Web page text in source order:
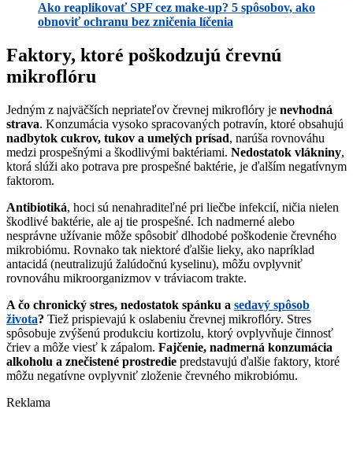
Ako reaplikovať SPF cez make-up? 5 spôsobov, ako
obnoviť ochranu bez zničenia líčenia
Faktory, ktoré poškodzujú črevnú
mikroflóru
Jedným z najväčších nepriateľov črevnej mikroflóry je nevhodná
strava. Konzumácia vysoko spracovaných potravín, ktoré obsahujú
nadbytok cukrov, tukov a umelých prísad, narúša rovnováhu
medzi prospešnými a škodlivými baktériami. Nedostatok vlákniny,
ktorá slúži ako potrava pre prospešné baktérie, je ďalším negatívnym
faktorom.
Antibiotiká, hoci sú nenahraditeľné pri liečbe infekcií, ničia nielen
škodlivé baktérie, ale aj tie prospešné. Ich nadmerné alebo
nesprávne užívanie môže spôsobiť dlhodobé poškodenie črevného
mikrobiómu. Rovnako tak niektoré ďalšie lieky, ako napríklad
antacidá (neutralizujú žalúdočnú kyselinu), môžu ovplyvniť
rovnováhu mikroorganizmov v tráviacom trakte.
A čo chronický stres, nedostatok spánku a sedavý spôsob
života? Tiež prispievajú k oslabeniu črevnej mikroflóry. Stres
spôsobuje zvýšenú produkciu kortizolu, ktorý ovplyvňuje činnosť
čriev a môže viesť k zápalom. Fajčenie, nadmerná konzumácia
alkoholu a znečistené prostredie predstavujú ďalšie faktory, ktoré
môžu negatívne ovplyvniť zloženie črevného mikrobiómu.
Reklama